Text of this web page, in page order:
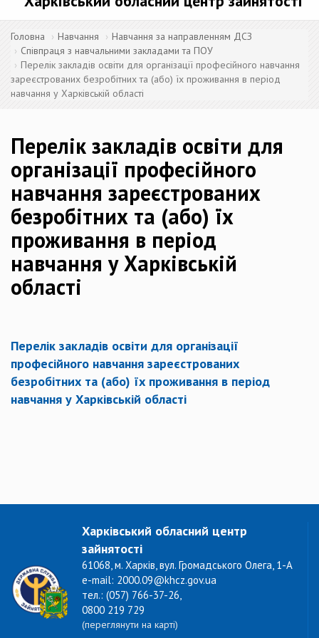
Головна Навчання
Навчання за направленням ДСЗ
Співпраця з навчальними закладами та ПОУ
Перелік закладів освіти для організації професійного навчання
зареєстрованих безробітних та (або) їх проживання в період
навчання у Харківській області
Перелік закладів освіти для
організації професійного
навчання зареєстрованих
безробітних та (або) їх
проживання в період
навчання у Харківській
області
Перелік закладів освіти для організації
професійного навчання зареєстрованих
безробітних та (або) їх проживання в період
навчання у Харківській області
Харківський обласний центр
зайнятості
61068, м. Харків, вул. Громадського Олега, 1-А
e-mail: 2000.09@khcz.gov.ua
тел.: (057) 766-37-26,
0800 219 729
(переглянути на карті)